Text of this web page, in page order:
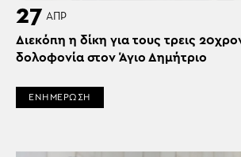
27 ΑΠΡ
Διεκόπη η δίκη για τους τρεις
δολοφονία στον Άγιο Δημήτριο
ΕΝΗΜΕΡΩΣΗ